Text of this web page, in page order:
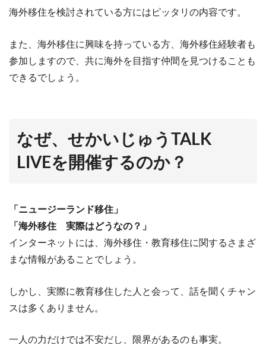
海外移住を検討されている方にはピッタリの内容です。
また、海外移住に興味を持っている方、海外移住経験者も
参加しますので、共に海外を目指す仲間を見つけることも
できるでしょう。
なぜ、せかいじゅうTALK
LIVEを開催するのか？
「ニュージーランド移住」
「海外移住 実際はどうなの？」
インターネットには、海外移住・教育移住に関するさまざ
まな情報があることでしょう。
しかし、実際に教育移住した人と会って、話を聞くチャン
スは多くありません。
一人の力だけでは不安だし、限界があるのも事実。